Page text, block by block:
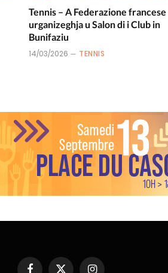
Tennis – A Federazione francese
urganizeghja u Salon di i Club in
Bunifaziu
14/03/2026 TENNIS